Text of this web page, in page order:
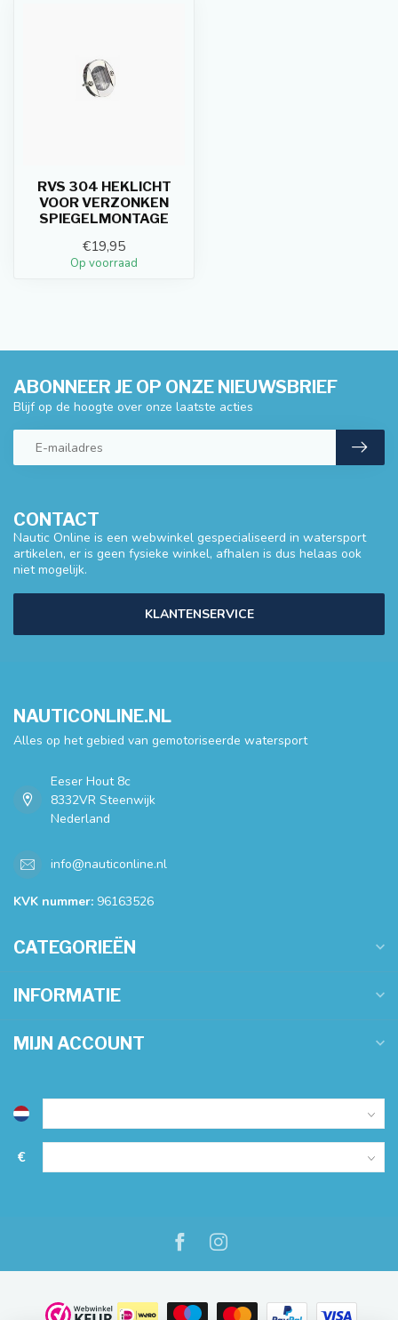
RVS 304 HEKLICHT
VOOR VERZONKEN
SPIEGELMONTAGE
€19,95
Op voorraad
CONTACT
Nautic Online is een webwinkel gespecialiseerd in watersport
artikelen, er is geen fysieke winkel, afhalen is dus helaas ook
niet mogelijk.
KLANTENSERVICE
ABONNEER JE OP ONZE NIEUWSBRIEF
Blijf op de hoogte over onze laatste acties
NAUTICONLINE.NL
Alles op het gebied van gemotoriseerde watersport
Eeser Hout 8c
8332VR Steenwijk
Nederland
info@nauticonline.nl
KVK nummer: 96163526
CATEGORIEËN
INFORMATIE
MIJN ACCOUNT
€